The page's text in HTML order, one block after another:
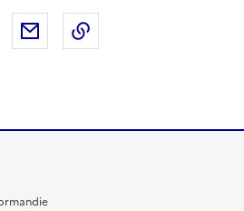
sur X
Partager sur LinkedIn
Partager par email